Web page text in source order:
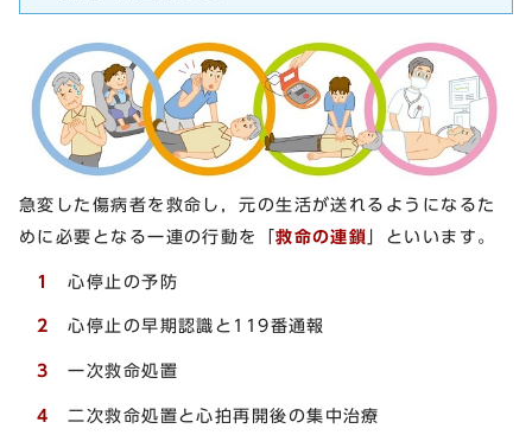
急変した傷病者を救命し，元の生活が送れるようになるた
めに必要となる一連の行動を「救命の連鎖 」といいます。
1 心停止の予防
2 心停止の早期認識と119番通報
3 一次救命処置
4 二次救命処置と心拍再開後の集中治療